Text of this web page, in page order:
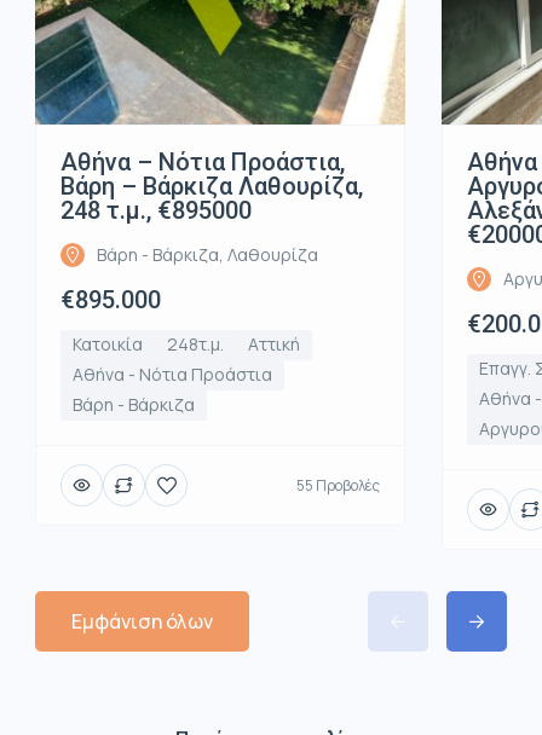
Αθήνα – Νότια Προάστια,
Βάρη – Βάρκιζα Λαθουρίζα,
248 τ.μ., €895000
Βάρη - Βάρκιζα, Λαθουρίζα
€895.000
Κατοικία 248τ.μ.
Αττική
Αθήνα - Νότια Προάστια
Βάρη - Βάρκιζα
55 Προβολές
Αθήνα
Επαγγ.
Αθήνα
Εμφάνιση όλων